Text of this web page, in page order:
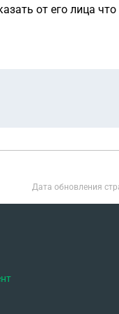
от его лица
Дата обновления